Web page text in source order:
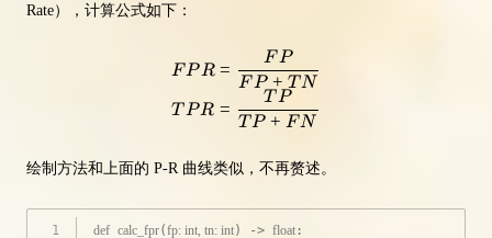
Rate），计算公式如下：
FPR = \frac{FP}{FP + TN} \\
F PR =
FP + T N
FP
TPR =
T P + FN
TP
绘制方法和上面的 P-R 曲线类似，不再赘述。
1
def calc_fpr(fp: int, tn: int) -> float :